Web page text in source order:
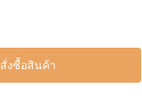
สั่งซื้อสินค้า